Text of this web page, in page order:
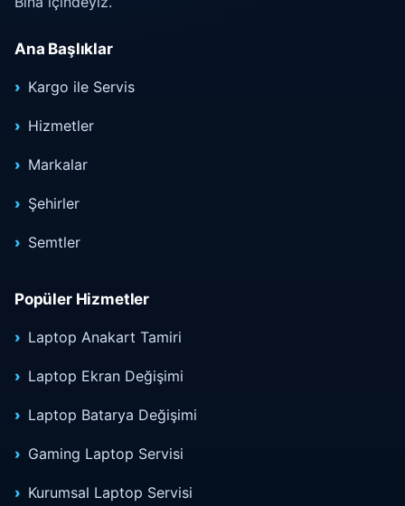
Ana Başlıklar
Kargo ile Servis
Hizmetler
Markalar
Şehirler
Semtler
Popüler Hizmetler
Laptop Anakart Tamiri
Laptop Ekran Değişimi
Laptop Batarya Değişimi
Gaming Laptop Servisi
Kurumsal Laptop Servisi